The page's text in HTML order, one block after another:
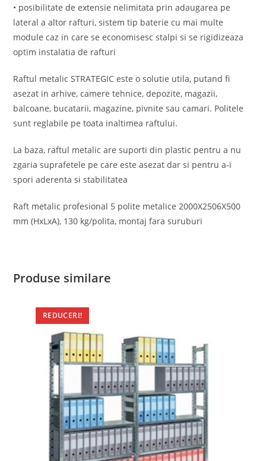
• posibilitate de extensie nelimitata prin adaugarea pe
lateral a altor rafturi, sistem tip baterie cu mai multe
module caz in care se economisesc stalpi si se rigidizeaza
optim instalatia de rafturi
Raftul metalic STRATEGIC este o solutie utila, putand fi
asezat in arhive, camere tehnice, depozite, magazii,
balcoane, bucatarii, magazine, pivnite sau camari. Politele
sunt reglabile pe toata inaltimea raftului.
La baza, raftul metalic are suporti din plastic pentru a nu
zgaria suprafetele pe care este asezat dar si pentru a-i
spori aderenta si stabilitatea
Raft metalic profesional 5 polite metalice 2000X2506X500
mm (HxLxA), 130 kg/polita, montaj fara suruburi
Produse similare
REDUCERI!